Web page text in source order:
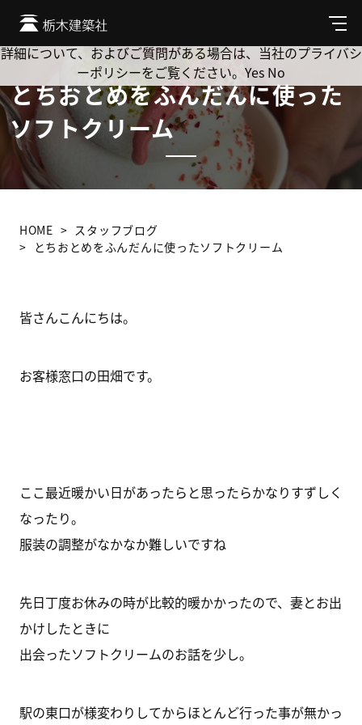
メ
ニ
ュ
とちおとめをふんだんに使った
ソフトクリーム
HOME
スタッフブログ
とちおとめをふんだんに使ったソフトクリーム
皆さんこんにちは。
お客様窓口の田畑です。
ここ最近暖かい日があったらと思ったらかなりすずしく
なったり。
服装の調整がなかなか難しいですね
先日丁度お休みの時が比較的暖かかったので、妻とお出
かけしたときに
出会ったソフトクリームのお話を少し。
駅の東口が様変わりしてからほとんど行った事が無かっ
Cookie を使用して、お客様の活動を追跡してもよろしいです
か? 当社ではお客様のプライバシーを極めて重視しています。
詳細について、およびご質問がある場合は、当社のプライバシ
ーポリシーをご覧ください。 Yes No